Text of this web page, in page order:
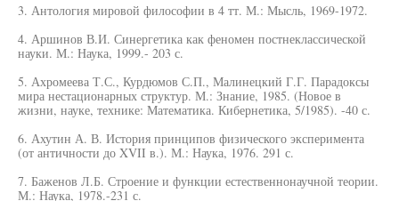
3. Антология мировой философии в 4 тт. М.: Мысль, 1969-1972.
4. Аршинов В.И. Синергетика как феномен постнеклассической
науки. М.: Наука, 1999.- 203 с.
5. Ахромеева Т.С., Курдюмов С.П., Малинецкий Г.Г. Парадоксы
мира нестационарных структур. М.: Знание, 1985. (Новое в
жизни, науке, технике: Математика. Кибернетика, 5/1985). -40 с.
6. Ахутин А. В. История принципов физического эксперимента
(от античности до XVII в.). М.: Наука, 1976. 291 с.
7. Баженов Л.Б. Строение и функции естественнонаучной теории.
М.: Наука, 1978.-231 с.